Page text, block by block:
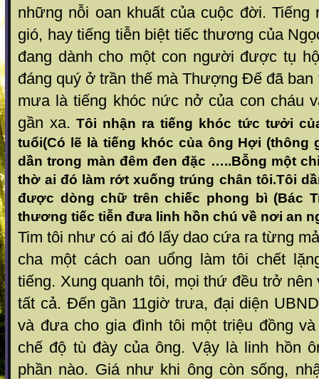
những nỗi oan khuất của cuộc đời. Tiếng
gió, hay tiếng tiễn biệt ti ếc thương của
đang dành cho một con người đư ợc tụ
đáng quý ở trần thế mà Thượng Đế đ ã
mưa là tiếng khóc nức nở của con cháu
gần xa. Tôi nhận ra tiếng khóc tức tưởi
tuổi(Có lẽ là tiếng khóc của ông Hợi (thông
dần trong màn đêm đen đặc …..Bỗng một
thờ ai đó làm rớt xuống trúng chân tôi.Tôi
được dòng chữ trên chiếc phong bì (Bác
thương tiếc tiễn đưa linh hồn chú về nơi an
Tim tôi như có ai đó lấy dao cứa ra từng m
cha một cách oan uổng làm tôi chết
tiếng. Xung quanh tôi, mọi th ứ đều trở nên
tất cả. Đến gần 11giờ tr ưa, đại diện
và đưa cho gia đình tôi một tri ệu đồng
chế độ tù đày của ông. Vậy là li nh hồn
phần n ào. Giá như khi ông còn sống,